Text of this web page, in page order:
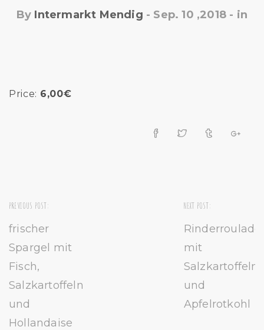
By Intermarkt Mendig - Sep. 10 ,2018 - in
Price: 6,00€
PREVIOUS POST:
frischer
Spargel mit
Fisch,
Salzkartoffeln
und
Hollandaise
NEXT POST:
mit
Salzkartoffeln
und
Apfelrotkohl